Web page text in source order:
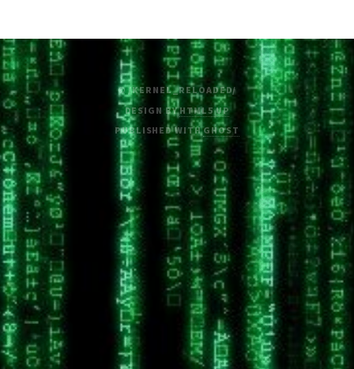
© /KERNEL_RELOADED/
DESIGN BYHTML5 UP
PUBLISHED WITHGHOST